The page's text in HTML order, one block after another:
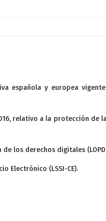
española y europea
relativo a la protección de
los derechos digitales
Electrónico (LSSI-CE).